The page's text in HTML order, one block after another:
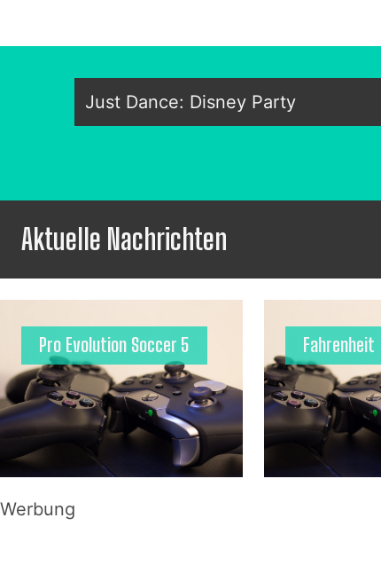
Just Dance: Disney Party
Aktuelle Nachrichten
Pro Evolution Soccer 5 Fahrenheit
Werbung